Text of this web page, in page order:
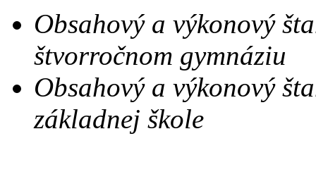
Obsahový a výkonový
štvorročnom gymnáziu
Obsahový a výkonový
základnej škole